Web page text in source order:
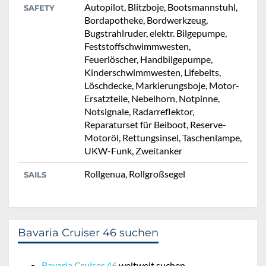
SAFETY
Autopilot, Blitzboje, Bootsmannstuhl,
Bordapotheke, Bordwerkzeug,
Bugstrahlruder, elektr. Bilgepumpe,
Feststoffschwimmwesten,
Feuerlöscher, Handbilgepumpe,
Kinderschwimmwesten, Lifebelts,
Löschdecke, Markierungsboje, Motor-
Ersatzteile, Nebelhorn, Notpinne,
Notsignale, Radarreflektor,
Reparaturset für Beiboot, Reserve-
Motoröl, Rettungsinsel, Taschenlampe,
UKW-Funk, Zweitanker
SAILS Rollgenua, Rollgroßsegel
Bavaria Cruiser 46 suchen